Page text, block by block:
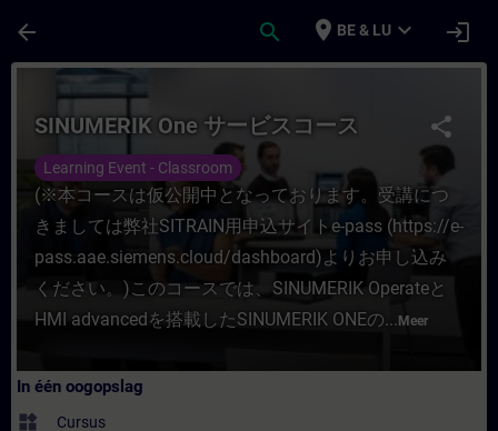
arrow_back search place BE & LU expand_more login
Cursus - SINUMERIK One サービスコー
share
SINUMERIK One サービスコース
Learning Event - Classroom
(※本コースは仮公開中となっております。受講につ
きましては弊社SITRAIN用申込サイトe-pass (https://e-
pass.aae.siemens.cloud/dashboard)よりお申し込み
ください。)このコースでは、SINUMERIK Operateと
HMI advancedを搭載したSINUMERIK ONEの... Meer
In één oogopslag
widgets Cursus